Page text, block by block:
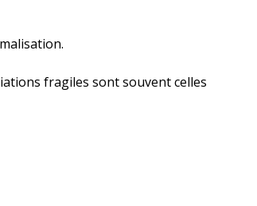
fragiles sont souvent celles